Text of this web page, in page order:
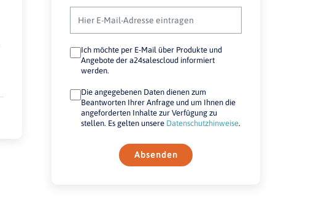
Ich möchte per E-Mail über Produkte und
Angebote der a24salescloud informiert
werden.
Die angegebenen Daten dienen zum
Beantworten Ihrer Anfrage und um Ihnen die
angeforderten Inhalte zur Verfügung zu
stellen. Es gelten unsere Datenschutzhinweise.
Absenden